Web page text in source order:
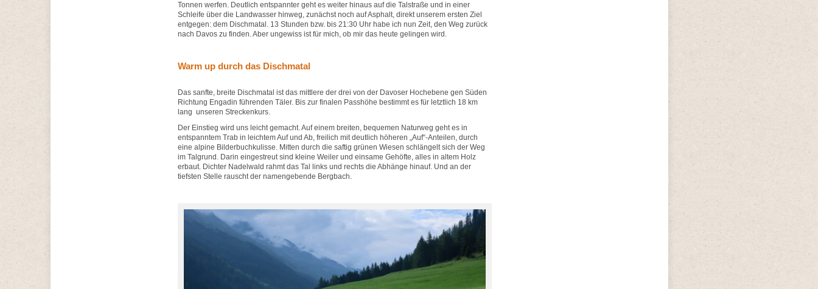
Tonnen werfen. Deutlich entspannter geht es weiter hinaus auf die Talstraße und in einer
Schleife über die Landwasser hinweg, zunächst noch auf Asphalt, direkt unserem ersten Ziel
entgegen: dem Dischmatal. 13 Stunden bzw. bis 21:30 Uhr habe ich nun Zeit, den Weg zurück
nach Davos zu finden. Aber ungewiss ist für mich, ob mir das heute gelingen wird.
Warm up durch das Dischmatal
Das sanfte, breite Dischmatal ist das mittlere der drei von der Davoser Hochebene gen Süden
Richtung Engadin führenden Täler. Bis zur finalen Passhöhe bestimmt es für letztlich 18 km
lang unseren Streckenkurs.
Der Einstieg wird uns leicht gemacht. Auf einem breiten, bequemen Naturweg geht es in
entspanntem Trab in leichtem Auf und Ab, freilich mit deutlich höheren „Auf“-Anteilen, durch
eine alpine Bilderbuchkulisse. Mitten durch die saftig grünen Wiesen schlängelt sich der Weg
im Talgrund. Darin eingestreut sind kleine Weiler und einsame Gehöfte, alles in altem Holz
erbaut. Dichter Nadelwald rahmt das Tal links und rechts die Abhänge hinauf. Und an der
tiefsten Stelle rauscht der namengebende Bergbach.